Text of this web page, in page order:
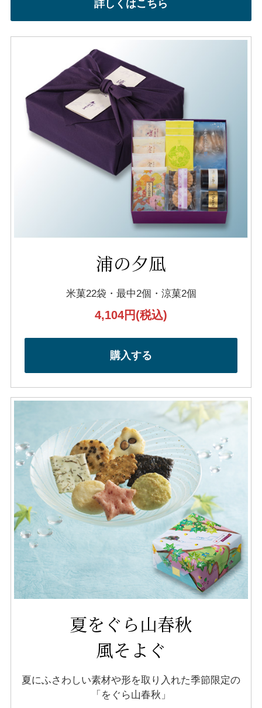
詳しくはこちら
浦の夕凪
米菓22袋・最中2個・涼菓2個
4,104円(税込)
購入する
夏をぐら山春秋
風そよぐ
夏にふさわしい素材や形を取り入れた季節限定の
「をぐら山春秋」